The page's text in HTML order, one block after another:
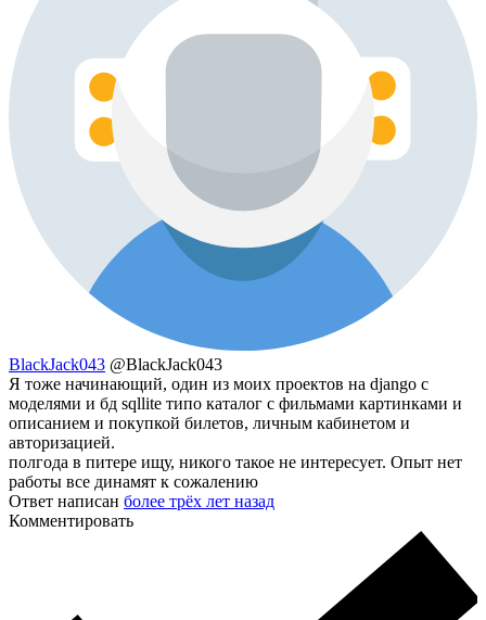
BlackJack043 @BlackJack043
Я тоже начинающий, один из моих проектов на django с
моделями и бд sqllite типо каталог с фильмами картинками и
описанием и покупкой билетов, личным кабинетом и
авторизацией.
полгода в питере ищу, никого такое не интересует. Опыт нет
работы все динамят к сожалению
Ответ написан более трёх лет назад
Комментировать